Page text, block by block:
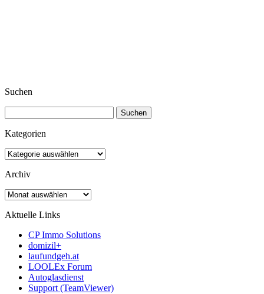
Suchen
nach:
Kategorien
Kategorien
Archiv
Archiv
Aktuelle Links
CP Immo Solutions
domizil+
laufundgeh.at
LOOLEx Forum
Autoglasdienst
Support (TeamViewer)